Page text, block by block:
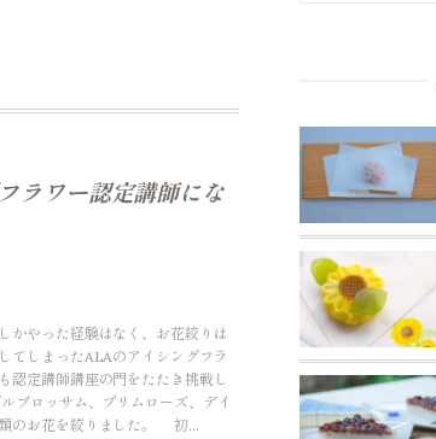
ラワー認定講師にな
かやった経験はなく、お花絞りは
てしまったALAのアイシングフラ
認定講師講座の門をたたき挑戦し
ブロッサム、プリムローズ、デイ
のお花を絞りました。 初...